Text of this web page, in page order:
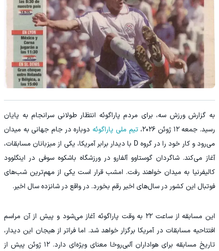
به گزارش ورزش سه، برای مردم پاراگوئه انتظار طولانی سرانجام به پایان
رسید. جمعه ۱۲ ژوئن ۲۰۲۶،
تیم ملی پاراگوئه دوباره در جام جهانی به میدان
می‌رود و کار خود را در گروه D با دیدار برابر آمریکا، یکی از میزبانان مسابقات،
آغاز می‌کند. شاگردان گوستاوو آلفارو در ورزشگاه باشکوه سوفی در اینگلوود
کالیفرنیا به میدان خواهند رفت. امشب قرار است یکی از مهم‌ترین شب‌های
فوتبال این کشور در سال‌های اخیر رقم بخورد. در واقع در شانزده سال اخیر.
این مسابقه از ساعت ۲۲ به وقت پاراگوئه آغاز می‌شود و پیش از آن مراسم
افتتاحیه مسابقات در آمریکا برگزار خواهد شد. اما فراتر از هیجان این دیدار،
تاریخ مسابقه برای هواداران آلبی‌روخا معنای ویژه‌ای دارد. ۱۲ ژوئن پیش از